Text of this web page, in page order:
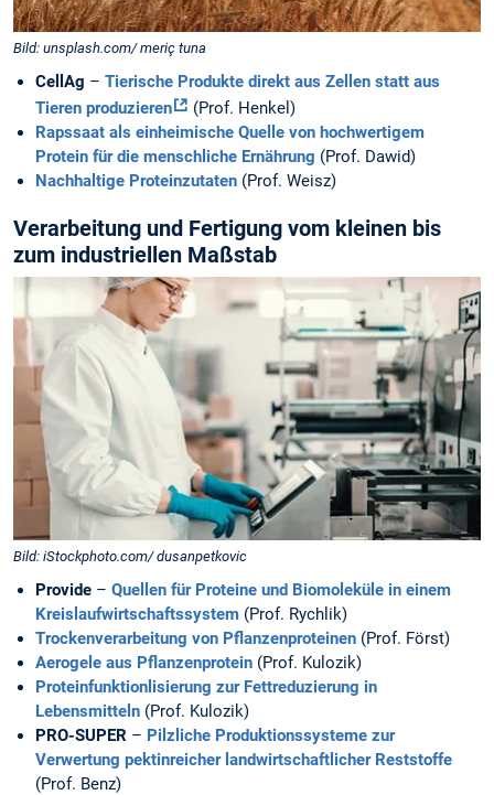
Bild: unsplash.com/ meriç tuna
CellAg – Tierische Produkte direkt aus Zellen statt aus
Tieren produzieren
(Prof. Henkel)
Rapssaat als einheimische Quelle von hochwertigem
Protein für die menschliche Ernährung (Prof. Dawid)
Nachhaltige Proteinzutaten (Prof. Weisz)
Verarbeitung und Fertigung vom kleinen bis
zum industriellen Maßstab
Bild: iStockphoto.com/ dusanpetkovic
Provide – Quellen für Proteine und Biomoleküle in einem
Kreislaufwirtschaftssystem (Prof. Rychlik)
Trockenverarbeitung von Pflanzenproteinen (Prof. Först)
Aerogele aus Pflanzenprotein (Prof. Kulozik)
Proteinfunktionlisierung zur Fettreduzierung in
Lebensmitteln (Prof. Kulozik)
PRO-SUPER – Pilzliche Produktionssysteme zur
Verwertung pektinreicher landwirtschaftlicher Reststoffe
(Prof. Benz)